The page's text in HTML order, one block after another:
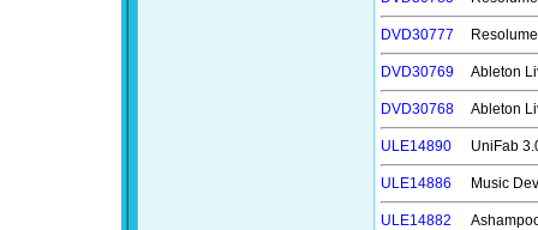
DVD30777
DVD30769 Ableton
DVD30768 Ableton
ULE14890 UniFab
ULE14886 Music
ULE14882